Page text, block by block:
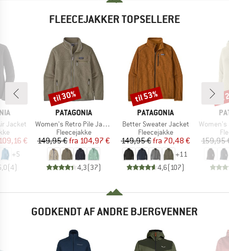
FLEECEJAKKER TOPSELLERE
Jacket
pris
€
+5
(4)
MÆRKE
PATAGONIA
Artikel
Women's Retro Pile Jacket
Produktgruppe
Fleecejakke
Pris
149,95 € Nedsat pris
fra 104,97 €
4,3(37)
Rabat
til 30%
MÆRKE
PATAGONIA
Artikel
Better Sweater Jacket
Produktgruppe
Fleecejakke
Pris
149,95 € Nedsat pris
fra 70,48 €
+11
4,6(107)
Rabat
til 53%
Artikel
Women's R1
159,95
GODKENDT AF ANDRE BJERGVENNER